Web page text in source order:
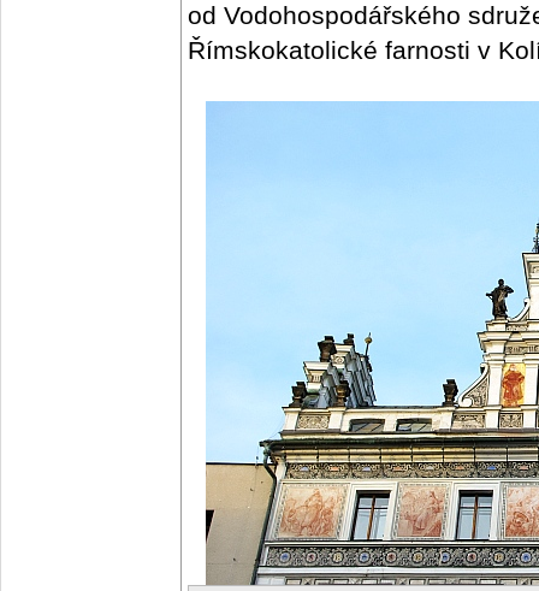
od Vodohospodářského
Římskokatolické farnosti v